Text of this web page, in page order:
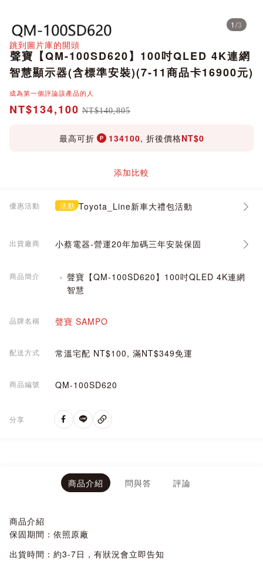
1 /3
跳到圖片庫的開頭
分享
聲寶【QM-100SD620】100吋QLED 4K連網
智慧顯示器(含標準安裝)(7-11商品卡16900元)
成為第一個評論該產品的人
NT$134,100 NT$140,805
最高可折 134100, 折後價格NT$0
添加比較
優惠活動 活動 Toyota_Line新車大禮包活動
出貨廠商 小蔡電器-營運20年加碼三年安裝保固
商品簡介
聲寶【QM-100SD620】100吋QLED 4K連網
智慧
品牌名稱 聲寶 SAMPO
配送方式 常溫宅配 NT$100, 滿NT$349免運
商品編號 QM-100SD620
分享
商品介紹 問與答 評論
商品介紹
保固期間：依照原廠
出貨時間：約3-7日，有狀況會立即告知